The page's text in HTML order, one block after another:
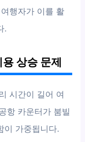
행자가 이를 활
.
상승 문제
시간이 길어 여
항 카운터가 붐빌
이 가중됩니다.